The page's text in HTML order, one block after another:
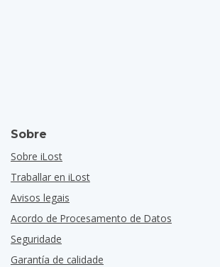
Sobre
Sobre iLost
Traballar en iLost
Avisos legais
Acordo de Procesamento de Datos
Seguridade
Garantía de calidade